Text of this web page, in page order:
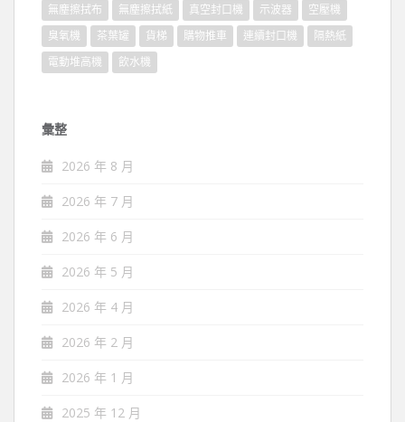
無塵擦拭布
無塵擦拭紙 真空封口機 示波器
空壓機
臭氧機
茶葉罐 貨梯 購物推車 連續封口機
隔熱紙
電動堆高機
飲水機
彙整
2026 年 8 月
2026 年 7 月
2026 年 6 月
2026 年 5 月
2026 年 4 月
2026 年 2 月
2026 年 1 月
2025 年 12 月